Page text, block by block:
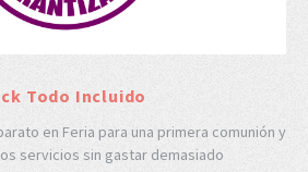
Todo Incluido
en Feria para una primera comunión y
servicios sin gastar demasiado